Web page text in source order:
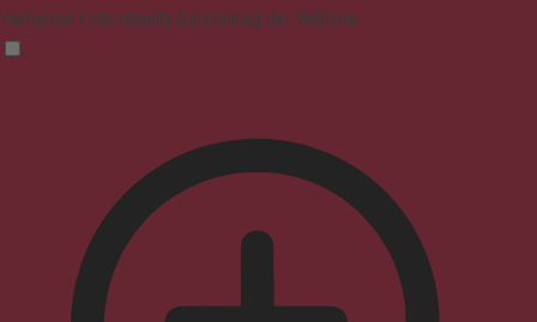
Verbessert die visuelle Darstellung der Website